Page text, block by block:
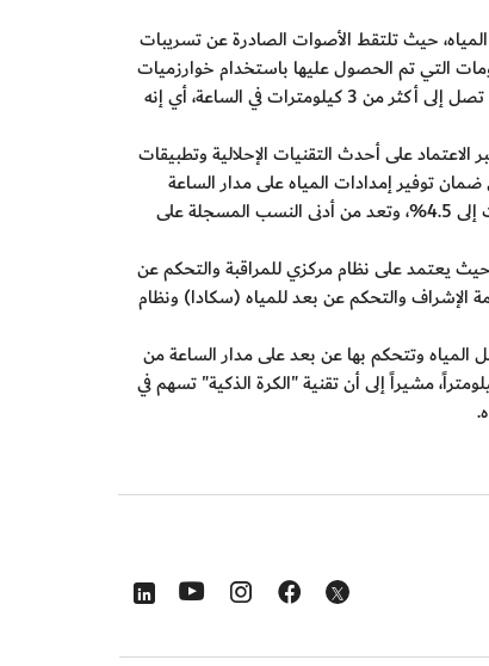
حيث تلتقط الأصوات الصادرة عن تسريبات
التي تم الحصول عليها باستخدام خوارزميات
رياضية توضح الموقع الدقيق للتسريبات أو جيوب الغاز أو حالات الخلل خلال مرور الكرة داخل الأنابيب. وتسير الكرة داخل أنابيب المياه بسرعة تصل إلى أكثر من 3 كيلومترات في الساعة، أي إنه
الاعتماد على أحدث التقنيات الإحلالية وتطبيقات
ضمان توفير إمدادات المياه على مدار الساعة
والكشف المبكر عن التسريبات للحد من الهدر، تسهم تقنية "الكرة الذكية" في تقليل نسبة الفاقد في شبكات نقل وتوزيع المياه في دبي والتي وصلت إلى 4.5%، وتعد من أدنى النسب المسجلة على
حيث يعتمد على نظام مركزي للمراقبة والتحكم عن
الإشراف والتحكم عن بعد للمياه (سكادا) ونظام
المياه وتتحكم بها عن بعد على مدار الساعة من
"سكادا" المرتبط بأكثر من 8500 جهاز ذكي تم تركيبها على محطات الضخ والخزانات وشبكة أنابيب نقل المياه التي تمتد لنحو 16 كيلومتراً، مشيراً إلى أن تقنية "الكرة الذكية" تسهم في
.
Opens in a new window
Opens in a new window
Opens in a new window
Opens in a new window
in a new window